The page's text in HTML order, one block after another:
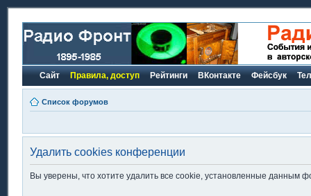
Сайт Правила, доступ Рейтинги ВКонтакте Фейсбук
Список форумов
Удалить cookies конференции
Вы уверены, что хотите удалить все cookie, установленные данным